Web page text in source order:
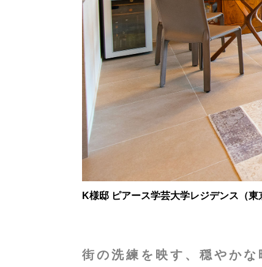
K様邸 ピアース学芸大学レジデンス （
街の洗練を映す、穏やかな